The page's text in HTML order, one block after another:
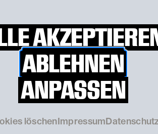
ABLEHNEN
ANPASSEN
löschen Impressum
/ EXEX